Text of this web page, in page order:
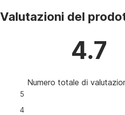
Valutazioni del
4.7
Numero totale di
5
4